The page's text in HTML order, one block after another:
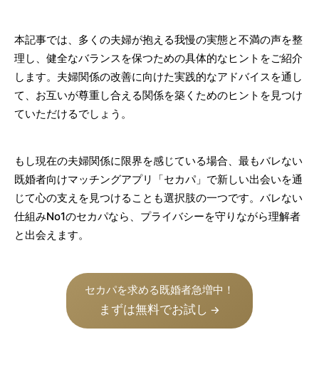
本記事では、多くの夫婦が抱える我慢の実態と不満の声を整
理し、健全なバランスを保つための具体的なヒントをご紹介
します。夫婦関係の改善に向けた実践的なアドバイスを通し
て、お互いが尊重し合える関係を築くためのヒントを見つけ
ていただけるでしょう。
もし現在の夫婦関係に限界を感じている場合、最もバレない
既婚者向けマッチングアプリ「セカパ」で新しい出会いを通
じて心の支えを見つけることも選択肢の一つです。バレない
仕組みNo1のセカパなら、プライバシーを守りながら理解者
と出会えます。
セカパを求める既婚者急増中！
まずは無料でお試し →